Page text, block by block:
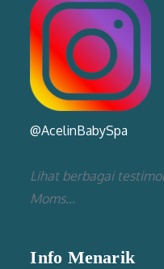
@AcelinBabySpa
Lihat berbagai
Moms...
Info Menarik